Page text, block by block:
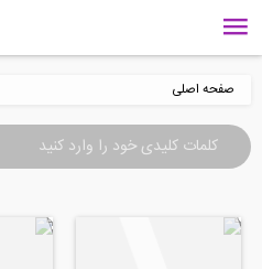
صفحه اصلی